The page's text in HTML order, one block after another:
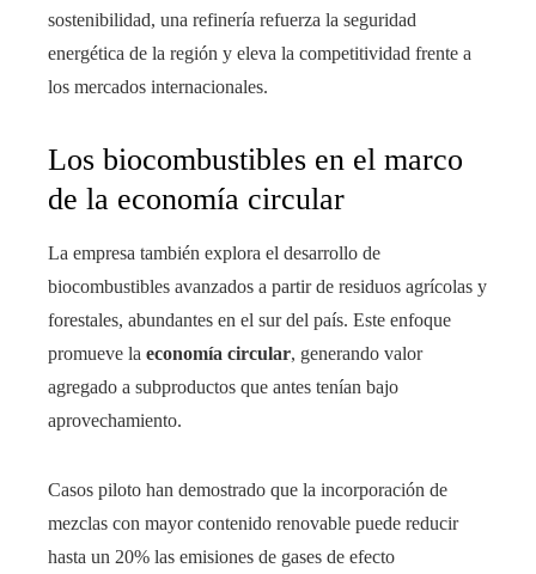
sostenibilidad, una refinería refuerza la seguridad
energética de la región y eleva la competitividad frente a
los mercados internacionales.
Los biocombustibles en el marco
de la economía circular
La empresa también explora el desarrollo de
biocombustibles avanzados a partir de residuos agrícolas y
forestales, abundantes en el sur del país. Este enfoque
promueve la economía circular, generando valor
agregado a subproductos que antes tenían bajo
aprovechamiento.
Casos piloto han demostrado que la incorporación de
mezclas con mayor contenido renovable puede reducir
hasta un 20% las emisiones de gases de efecto